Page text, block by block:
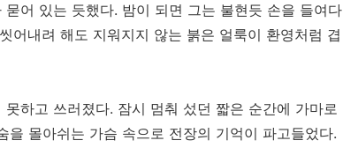
어 있는 듯했다. 밤이 되면 그는 불현듯 손을 들여다
어내려 해도 지워지지 않는 붉은 얼룩이 환영처럼 겹
하고 쓰러졌다. 잠시 멈춰 섰던 짧은 순간에 가마로
몰아쉬는 가슴 속으로 전장의 기억이 파고들었다.